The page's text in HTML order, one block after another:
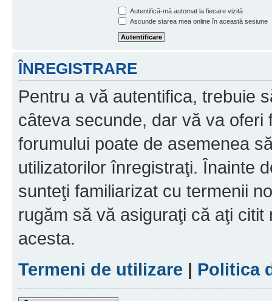
Autentifică-mă automat la fiecare vizită
Ascunde starea mea online în această sesiune
ÎNREGISTRARE
Pentru a vă autentifica, trebuie
câteva secunde, dar vă va oferi
forumului poate de asemenea
utilizatorilor înregistraţi. Înainte
sunteţi familiarizat cu termenii
rugăm să vă asiguraţi că aţi
acesta.
Termeni de utilizare | Politica